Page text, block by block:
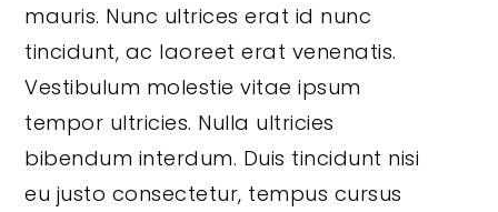
mauris. Nunc ultrices erat id nunc
tincidunt, ac laoreet erat venenatis.
Vestibulum molestie vitae ipsum
tempor ultricies. Nulla ultricies
bibendum interdum. Duis tincidunt nisi
eu justo consectetur, tempus cursus